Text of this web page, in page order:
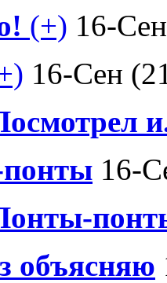
(+) 16-
16-Сен
16-
объясняю